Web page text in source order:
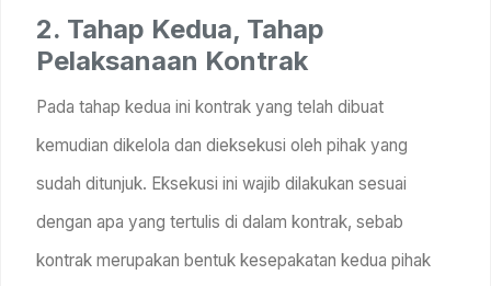
2. Tahap Kedua, Tahap
Pelaksanaan Kontrak
Pada tahap kedua ini kontrak yang telah dibuat
kemudian dikelola dan dieksekusi oleh pihak yang
sudah ditunjuk. Eksekusi ini wajib dilakukan sesuai
dengan apa yang tertulis di dalam kontrak, sebab
kontrak merupakan bentuk kesepakatan kedua pihak